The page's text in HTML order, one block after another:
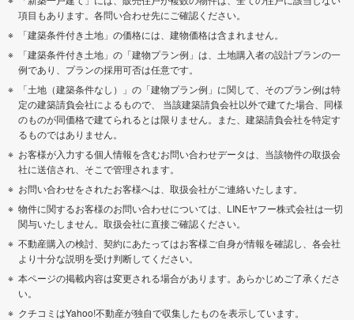
項目もあります。各問い合わせ先にご確認ください。
「建築条件付き土地」の価格には、建物価格は含まれません。
「建築条件付き土地」の「建物プラン例」は、土地購入者の設計プランの一
例であり、プランの採用可否は任意です。
「土地（建築条件なし）」の「建物プラン例」に関して、そのプラン例は特
定の建築請負会社によるもので、 当該建築請負会社以外で建てた場合、同様
のものが同価格で建てられるとは限りません。また、建築請負会社を特定す
るものではありません。
お客様が入力する個人情報を含むお問い合わせデータは、当該物件の取扱会
社に送信され、そこで管理されます。
お問い合わせをされたお客様へは、取扱会社がご連絡いたします。
物件に関するお客様のお問い合わせについては、LINEヤフー株式会社は一切
関与いたしません。取扱会社に直接ご確認ください。
不動産購入の検討、契約にあたってはお客様ご自身が情報を確認し、各会社
より十分な説明を受け判断してください。
本ページの掲載内容は変更される場合があります。あらかじめご了承くださ
い。
クチコミはYahoo!不動産が独自で収集したものを表示しています。